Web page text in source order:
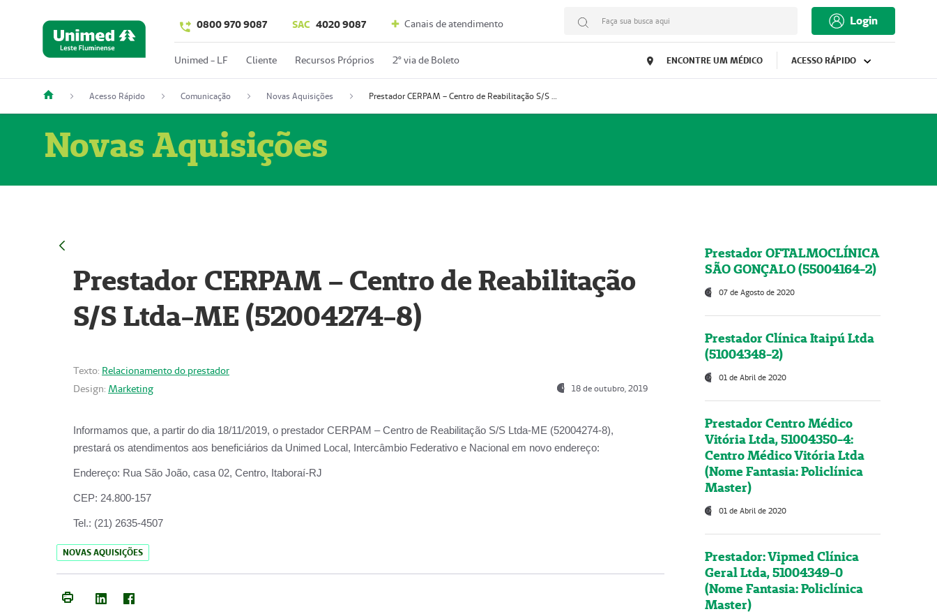
0800 970 9087 SAC 4020 9087 Canais de atendimento Faça sua busca aqui Login
Unimed - LF Cliente Recursos Próprios 2º via de Boleto ENCONTRE UM MÉDICO ACESSO RÁPIDO
Acesso Rápido Comunicação Novas Aquisições Prestador CERPAM – Centro de Reabilitação S/S Ltda-ME (52004274-8)
Novas Aquisições
Prestador CERPAM – Centro de Reabilitação
S/S Ltda-ME (52004274-8)
Texto: Relacionamento do prestador
Design: Marketing 18 de outubro, 2019
Informamos que, a partir do dia 18/11/2019, o prestador CERPAM – Centro de Reabilitação S/S Ltda-ME (52004274-8),
prestará os atendimentos aos beneficiários da Unimed Local, Intercâmbio Federativo e Nacional em novo endereço:
Endereço: Rua São João, casa 02, Centro, Itaboraí-RJ
CEP: 24.800-157
Tel.: (21) 2635-4507
NOVAS AQUISIÇÕES
Prestador OFTALMOCLÍNICA
SÃO GONÇALO (55004164-2)
07 de Agosto de 2020
Prestador Clínica Itaipú Ltda
(51004348-2)
01 de Abril de 2020
Prestador Centro Médico
Vitória Ltda, 51004350-4:
Centro Médico Vitória Ltda
(Nome Fantasia: Policlínica
Master)
01 de Abril de 2020
Prestador: Vipmed Clínica
Geral Ltda, 51004349-0
(Nome Fantasia: Policlínica
Master)